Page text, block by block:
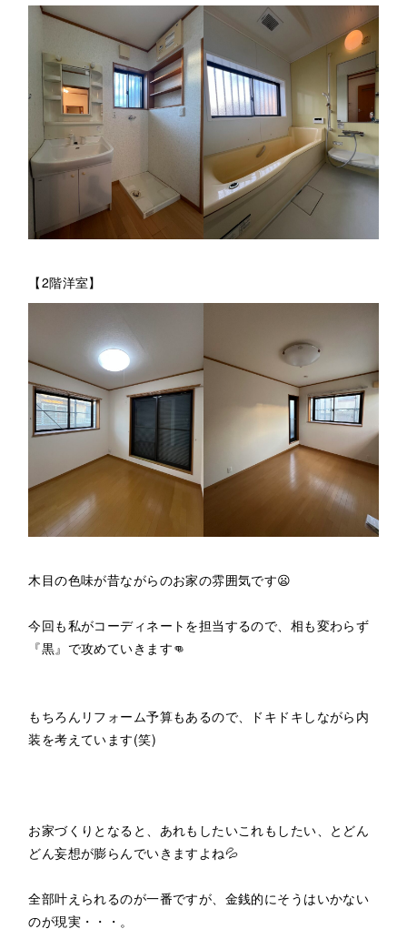
【2階洋室】
木目の色味が昔ながらのお家の雰囲気です😦
今回も私がコーディネートを担当するので、相も変わらず
『黒』で攻めていきます👊
もちろんリフォーム予算もあるので、ドキドキしながら内
装を考えています(笑)
お家づくりとなると、あれもしたいこれもしたい、とどん
どん妄想が膨らんでいきますよね💦
全部叶えられるのが一番ですが、金銭的にそうはいかない
のが現実・・・。